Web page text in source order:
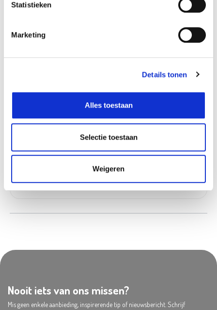
Statistieken
Marketing
Details tonen
Alles toestaan
Selectie toestaan
Weigeren
Verantwoordelijk marktdeelnemer in de EU !
Bekijk gegevens
Gouvy
In stock
Nooit iets van ons missen?
Mis geen enkele aanbieding, inspirerende tip of nieuwsbericht. Schrijf